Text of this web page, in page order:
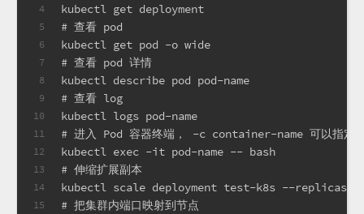
4
5
6
7
8
9
10
11
12
13
14
15
kubectl get deployment
# 查看 pod
kubectl get pod -o wide
# 查看 pod 详情
kubectl describe pod pod-name
# 查看 log
kubectl logs pod-name
# 进入 Pod 容器终端， -c container-name 可以指定进
kubectl exec -it pod-name -- bash
# 伸缩扩展副本
kubectl scale deployment test-k8s --replicas=5
# 把集群内端口映射到节点